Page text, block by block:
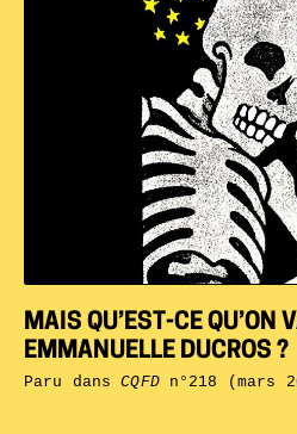
MAIS QU’EST-CE QU’ON
EMMANUELLE DUCROS ?
Paru dansCQFDn°218 (mars